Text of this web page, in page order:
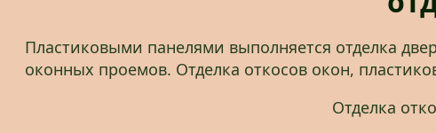
Пластиковыми панелями выполняется отделка
оконных проемов. Отделка откосов окон,
Отделка